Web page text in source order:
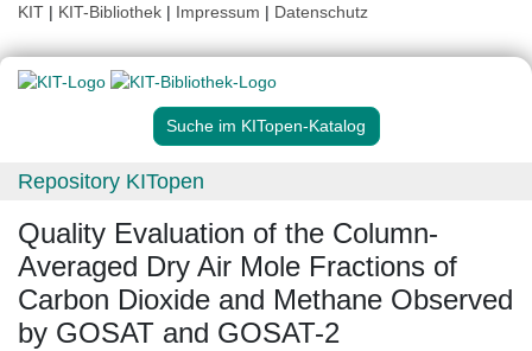
KIT | KIT-Bibliothek | Impressum | Datenschutz
Suche im KITopen-Katalog
Repository KITopen
Quality Evaluation of the Column-
Averaged Dry Air Mole Fractions of
Carbon Dioxide and Methane Observed
by GOSAT and GOSAT-2